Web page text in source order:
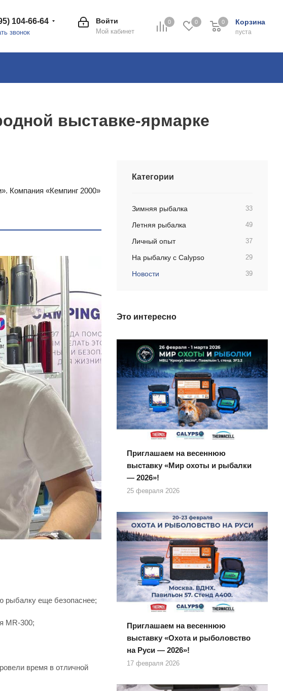
0 0 Корзина
0
пуста
0
Войти
Мой кабинет
104-66-64
звонок
выставке-ярмарке
Компания «Кемпинг 2000»
рыбалку еще безопаснее;
MR-300;
время в отличной
Категории
Зимняя рыбалка 33
Летняя рыбалка 49
Личный опыт 37
На рыбалку с Calypso 29
Новости 39
Это интересно
Приглашаем на весеннюю
выставку «Мир охоты и рыбалки
— 2026»!
25 февраля 2026
Приглашаем на весеннюю
выставку «Охота и рыболовство
на Руси — 2026»!
17 февраля 2026